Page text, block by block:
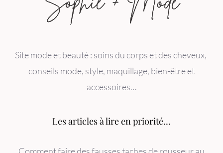
Site mode et beauté : soins du corps et des cheveux,
conseils mode, style, maquillage, bien-être et
accessoires…
Les articles à lire en priorité…